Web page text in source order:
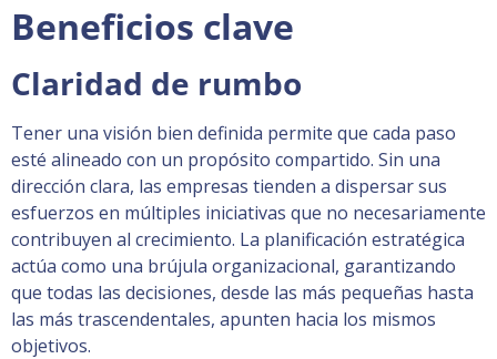
Beneficios clave
Claridad de rumbo
Tener una visión bien definida permite que cada paso
esté alineado con un propósito compartido. Sin una
dirección clara, las empresas tienden a dispersar sus
esfuerzos en múltiples iniciativas que no necesariamente
contribuyen al crecimiento. La planificación estratégica
actúa como una brújula organizacional, garantizando
que todas las decisiones, desde las más pequeñas hasta
las más trascendentales, apunten hacia los mismos
objetivos.